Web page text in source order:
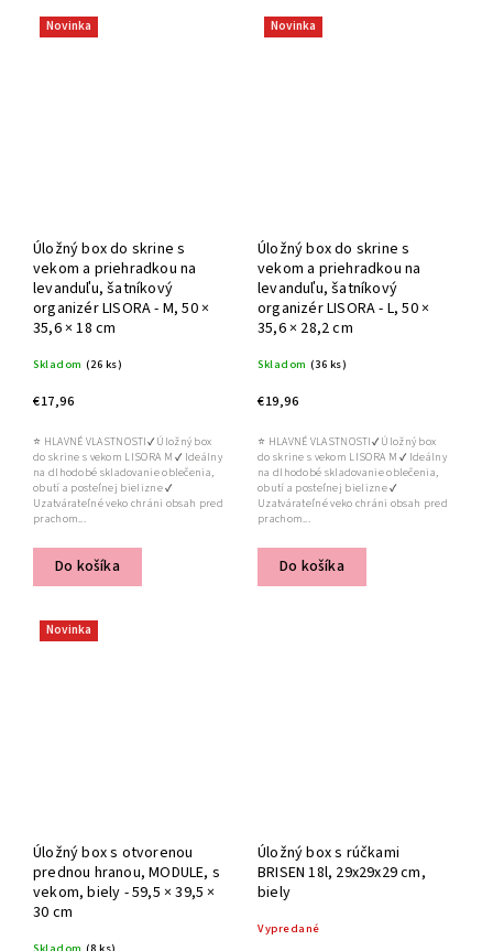
Novinka
Úložný box do skrine s
vekom a priehradkou na
levanduľu, šatníkový
organizér LISORA - M, 50 ×
35,6 × 18 cm
Skladom (26 ks)
€17,96
Do košíka
⭐ HLAVNÉ VLASTNOSTI✔ Úložný box
do skrine s vekom LISORA M ✔ Ideálny
na dlhodobé skladovanie oblečenia,
obutí a posteľnej bielizne ✔
Uzatvárateľné veko chráni obsah pred
prachom...
Novinka
Úložný box do skrine s
vekom a priehradkou na
levanduľu, šatníkový
organizér LISORA - L, 50 ×
35,6 × 28,2 cm
Skladom (36 ks)
€19,96
Do košíka
⭐ HLAVNÉ VLASTNOSTI✔ Úložný box
do skrine s vekom LISORA M ✔ Ideálny
na dlhodobé skladovanie oblečenia,
obutí a posteľnej bielizne ✔
Uzatvárateľné veko chráni obsah pred
prachom...
Novinka
Úložný box s otvorenou
prednou hranou, MODULE, s
vekom, biely - 59,5 × 39,5 ×
30 cm
Úložný box s rúčkami
BRISEN 18l, 29x29x29 cm,
biely
Vypredané